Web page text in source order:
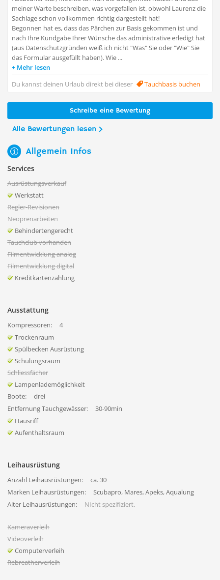
meiner Warte beschreiben, was vorgefallen ist, obwohl Laurenz die
Sachlage schon vollkommen richtig dargestellt hat!
Begonnen hat es, dass das Pärchen zur Basis gekommen ist und
nach Ihre Kundgabe Ihrer Wünsche das administrative erledigt hat
(aus Datenschutzgründen weiß ich nicht "Was" Sie oder "Wie" Sie
das Formular ausgefüllt haben). Wie ...
Mehr lesen
Du kannst deinen Urlaub direkt bei dieser
Tauchbasis buchen
Schreibe eine Bewertung
Alle Bewertungen lesen
Allgemein Infos
Services
Ausrüstungsverkauf
Werkstatt
Regler-Revisionen
Neoprenarbeiten
Behindertengerecht
Tauchclub vorhanden
Filmentwicklung analog
Filmentwicklung digital
Kreditkartenzahlung
Ausstattung
Kompressoren:
4
Trockenraum
Spülbecken Ausrüstung
Schulungsraum
Schliessfächer
Lampenlademöglichkeit
Boote:
drei
Entfernung Tauchgewässer:
30-90min
Hausriff
Aufenthaltsraum
Leihausrüstung
Anzahl Leihausrüstungen:
ca. 30
Marken Leihausrüstungen:
Scubapro, Mares, Apeks, Aqualung
Alter Leihausrüstungen:
NIcht spezifiziert.
Kameraverleih
Videoverleih
Computerverleih
Rebreatherverleih